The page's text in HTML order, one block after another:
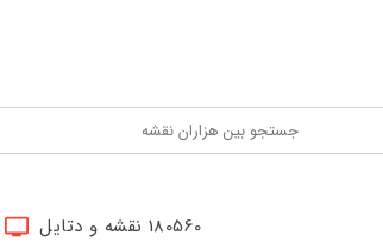
180560 نقشه و دتایل